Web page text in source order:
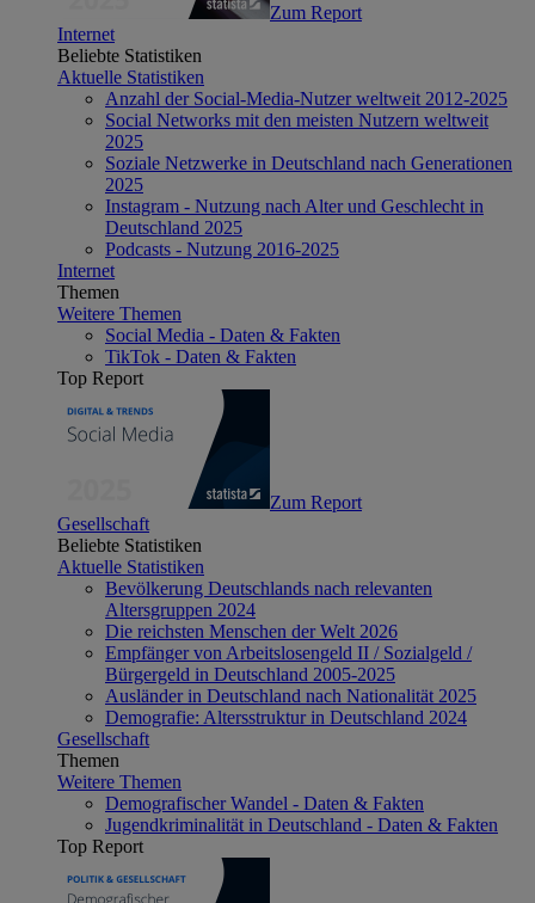
Zum Report
Internet
Beliebte Statistiken
Aktuelle Statistiken
Anzahl der Social-Media-Nutzer weltweit 2012-2025
Social Networks mit den meisten Nutzern weltweit
2025
Soziale Netzwerke in Deutschland nach Generationen
2025
Instagram - Nutzung nach Alter und Geschlecht in
Deutschland 2025
Podcasts - Nutzung 2016-2025
Internet
Themen
Weitere Themen
Social Media - Daten & Fakten
TikTok - Daten & Fakten
Top Report
Zum Report
Gesellschaft
Beliebte Statistiken
Aktuelle Statistiken
Bevölkerung Deutschlands nach relevanten
Altersgruppen 2024
Die reichsten Menschen der Welt 2026
Empfänger von Arbeitslosengeld II / Sozialgeld /
Bürgergeld in Deutschland 2005-2025
Ausländer in Deutschland nach Nationalität 2025
Demografie: Altersstruktur in Deutschland 2024
Gesellschaft
Themen
Weitere Themen
Demografischer Wandel - Daten & Fakten
Jugendkriminalität in Deutschland - Daten & Fakten
Top Report